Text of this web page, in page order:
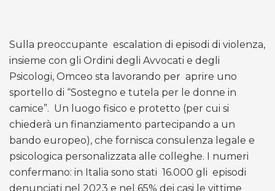
Sulla preoccupante escalation di episodi di violenza,
insieme con gli Ordini degli Avvocati e degli
Psicologi, Omceo sta lavorando per aprire uno
sportello di “Sostegno e tutela per le donne in
camice”. Un luogo fisico e protetto (per cui si
chiederà un finanziamento partecipando a un
bando europeo), che fornisca consulenza legale e
psicologica personalizzata alle colleghe. I numeri
confermano: in Italia sono stati 16.000 gli episodi
denunciati nel 2023 e nel 65% dei casi le vittime